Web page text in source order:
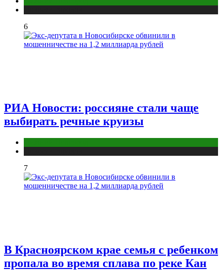
6
РИА Новости: россияне стали чаще
выбирать речные круизы
7
В Красноярском крае семья с ребенком
пропала во время сплава по реке Кан